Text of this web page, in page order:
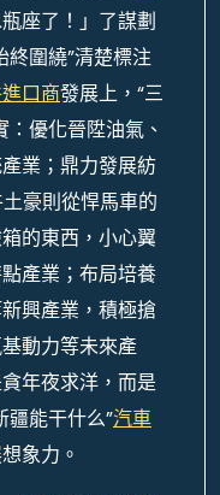
座了！」了謀劃
終圍繞”清楚標注
口商發展上，“三
優化晉陞油氣、
業；鼎力發展紡
豪則從悍馬車的
的東西，小心翼
產業；布局培養
興產業，積極搶
動力等未來產
年夜求洋，而是
疆能干什么”汽車
象力。